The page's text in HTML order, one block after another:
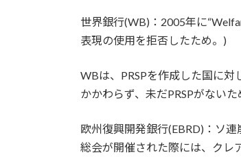
世界銀行(WB)：2005年に
表現の使用を拒否したため。)
WBは、PRSPを作成した国に
かかわらず、未だPRSPがない
欧州復興開発銀行(EBRD)：ソ
総会が開催された際には、クレ